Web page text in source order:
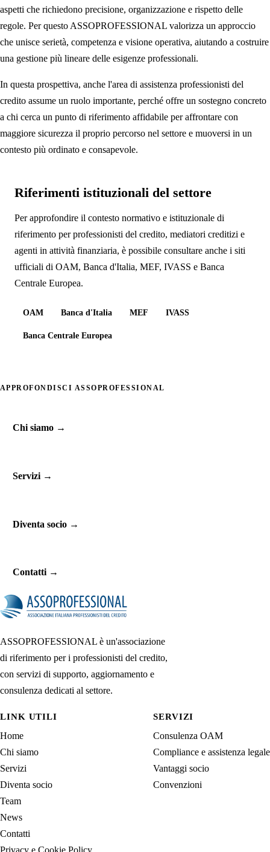
aspetti che richiedono precisione, organizzazione e rispetto delle
regole. Per questo ASSOPROFESSIONAL valorizza un approccio
che unisce serietà, competenza e visione operativa, aiutando a costruire
una gestione più lineare delle esigenze professionali.
In questa prospettiva, anche l'area di assistenza professionisti del
credito assume un ruolo importante, perché offre un sostegno concreto
a chi cerca un punto di riferimento affidabile per affrontare con
maggiore sicurezza il proprio percorso nel settore e muoversi in un
contesto più ordinato e consapevole.
Riferimenti istituzionali del settore
Per approfondire il contesto normativo e istituzionale di
riferimento per professionisti del credito, mediatori creditizi e
agenti in attività finanziaria, è possibile consultare anche i siti
ufficiali di OAM, Banca d'Italia, MEF, IVASS e Banca
Centrale Europea.
OAM Banca d'Italia MEF IVASS
Banca Centrale Europea
APPROFONDISCI ASSOPROFESSIONAL
Chi siamo→
Servizi→
Diventa socio→
Contatti→
ASSOPROFESSIONAL è un'associazione
di riferimento per i professionisti del credito,
con servizi di supporto, aggiornamento e
consulenza dedicati al settore.
LINK UTILI
Home
Chi siamo
Servizi
Diventa socio
Team
News
Contatti
SERVIZI
Consulenza OAM
Compliance e assistenza legale
Vantaggi socio
Convenzioni